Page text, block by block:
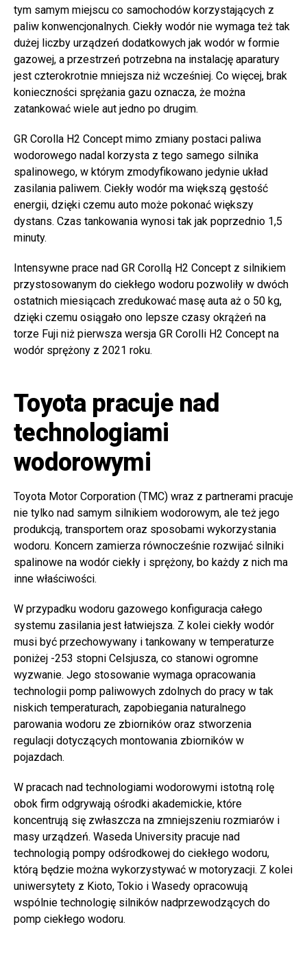
tym samym miejscu co samochodów korzystających z
paliw konwencjonalnych. Ciekły wodór nie wymaga też tak
dużej liczby urządzeń dodatkowych jak wodór w formie
gazowej, a przestrzeń potrzebna na instalację aparatury
jest czterokrotnie mniejsza niż wcześniej. Co więcej, brak
konieczności sprężania gazu oznacza, że można
zatankować wiele aut jedno po drugim.
GR Corolla H2 Concept mimo zmiany postaci paliwa
wodorowego nadal korzysta z tego samego silnika
spalinowego, w którym zmodyfikowano jedynie układ
zasilania paliwem. Ciekły wodór ma większą gęstość
energii, dzięki czemu auto może pokonać większy
dystans. Czas tankowania wynosi tak jak poprzednio 1,5
minuty.
Intensywne prace nad GR Corollą H2 Concept z silnikiem
przystosowanym do ciekłego wodoru pozwoliły w dwóch
ostatnich miesiącach zredukować masę auta aż o 50 kg,
dzięki czemu osiągało ono lepsze czasy okrążeń na
torze Fuji niż pierwsza wersja GR Corolli H2 Concept na
wodór sprężony z 2021 roku.
Toyota pracuje nad
technologiami
wodorowymi
Toyota Motor Corporation (TMC) wraz z partnerami pracuje
nie tylko nad samym silnikiem wodorowym, ale też jego
produkcją, transportem oraz sposobami wykorzystania
wodoru. Koncern zamierza równocześnie rozwijać silniki
spalinowe na wodór ciekły i sprężony, bo każdy z nich ma
inne właściwości.
W przypadku wodoru gazowego konfiguracja całego
systemu zasilania jest łatwiejsza. Z kolei ciekły wodór
musi być przechowywany i tankowany w temperaturze
poniżej -253 stopni Celsjusza, co stanowi ogromne
wyzwanie. Jego stosowanie wymaga opracowania
technologii pomp paliwowych zdolnych do pracy w tak
niskich temperaturach, zapobiegania naturalnego
parowania wodoru ze zbiorników oraz stworzenia
regulacji dotyczących montowania zbiorników w
pojazdach.
W pracach nad technologiami wodorowymi istotną rolę
obok firm odgrywają ośrodki akademickie, które
koncentrują się zwłaszcza na zmniejszeniu rozmiarów i
masy urządzeń. Waseda University pracuje nad
technologią pompy odśrodkowej do ciekłego wodoru,
którą będzie można wykorzystywać w motoryzacji. Z kolei
uniwersytety z Kioto, Tokio i Wasedy opracowują
wspólnie technologię silników nadprzewodzących do
pomp ciekłego wodoru.